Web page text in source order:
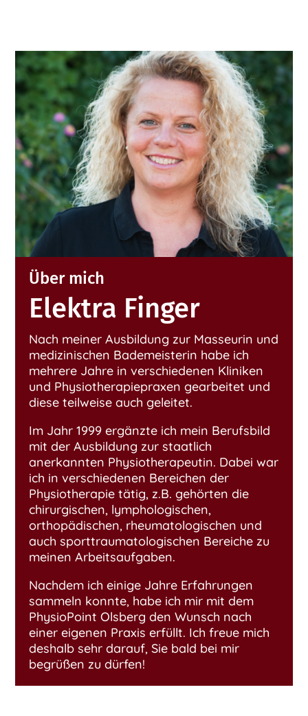
Über mich
Elektra Finger
Nach meiner Ausbildung zur Masseurin und
medizinischen Bademeisterin habe ich
mehrere Jahre in verschiedenen Kliniken
und Physiotherapiepraxen gearbeitet und
diese teilweise auch geleitet.
Im Jahr 1999 ergänzte ich mein Berufsbild
mit der Ausbildung zur staatlich
anerkannten Physiotherapeutin. Dabei war
ich in verschiedenen Bereichen der
Physiotherapie tätig, z.B. gehörten die
chirurgischen, lymphologischen,
orthopädischen, rheumatologischen und
auch sporttraumatologischen Bereiche zu
meinen Arbeitsaufgaben.
Nachdem ich einige Jahre Erfahrungen
sammeln konnte, habe ich mir mit dem
PhysioPoint Olsberg den Wunsch nach
einer eigenen Praxis erfüllt. Ich freue mich
deshalb sehr darauf, Sie bald bei mir
begrüßen zu dürfen!